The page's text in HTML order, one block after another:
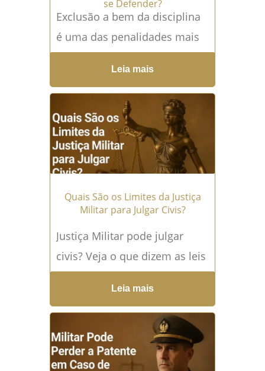
se Defender?
Exclusão a bem da disciplina
é uma das penalidades mais
severas que podem atingir um
militar, seja das Forças
Armadas, da Polícia...Leia
mais →
Leia mais
Quais São os Limites da Justiça
Militar para Julgar Civis?
Justiça Militar pode julgar
civis? Veja o que dizem as leis
e decisões dos tribunais A
Justiça Militar, por sua
natureza especializada,...Leia
mais →
Leia mais